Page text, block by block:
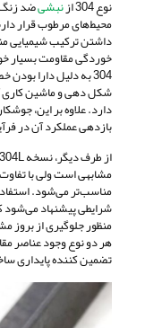
نوع 304 از نبشیضد زنگ
محیط‌های مرطوب قرار
داشتن ترکیب شیمیایی
خوردگی مقاومت بسیار
304 به دلیل دارا
شکل دهی و ماشین کاری
دارد. علاوه بر این،
بازدهی عملکرد آن در
مشابهی است ولی با
شرایطی پیشنهاد می‌شود
منظور جلوگیری از بروز
هر دو نوع وجود عناصر
تضمین کننده پایداری